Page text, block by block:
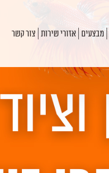
מבצעים אזורי שירות צור קשר